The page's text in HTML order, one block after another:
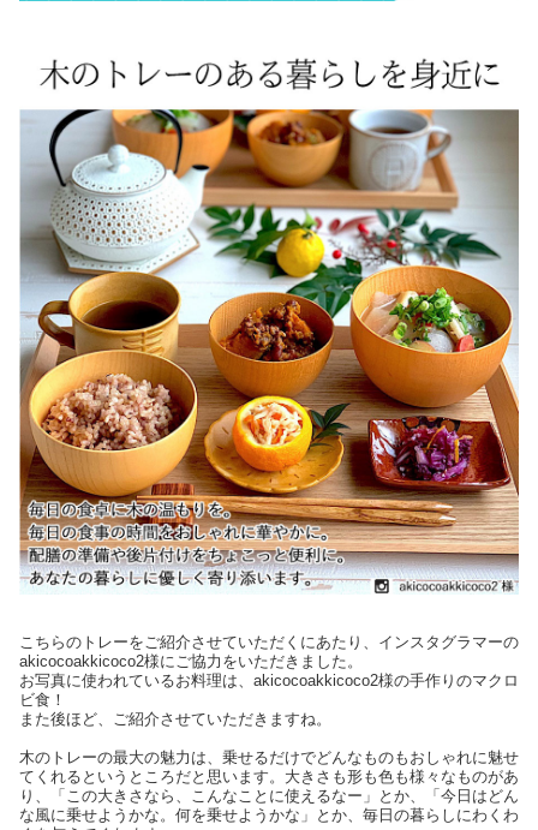
こちらのトレーをご紹介させていただくにあたり、インスタグラマーの
akicocoakkicoco2様にご協力をいただきました。
お写真に使われているお料理は、akicocoakkicoco2様の手作りのマクロ
ビ食！
また後ほど、ご紹介させていただきますね。
木のトレーの最大の魅力は、乗せるだけでどんなものもおしゃれに魅せ
てくれるというところだと思います。大きさも形も色も様々なものがあ
り、「この大きさなら、こんなことに使えるなー」とか、「今日はどん
な風に乗せようかな。何を乗せようかな」とか、毎日の暮らしにわくわ